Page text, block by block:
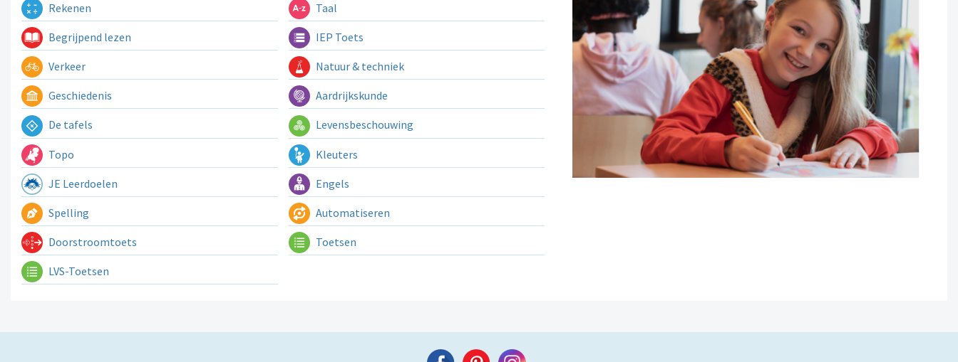
Rekenen Taal
Begrijpend lezen IEP Toets
Verkeer Natuur & techniek
Geschiedenis Aardrijkskunde
De tafels Levensbeschouwing
Topo Kleuters
JE Leerdoelen Engels
Spelling Automatiseren
Doorstroomtoets Toetsen
LVS-Toetsen